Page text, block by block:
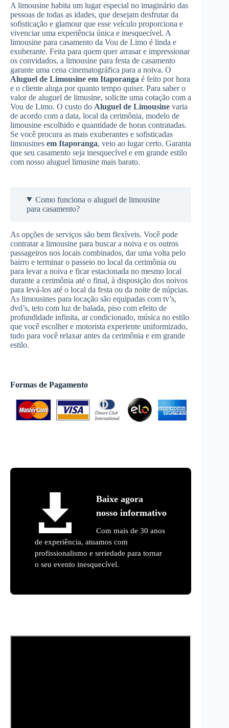
A limousine habita um lugar especial no imaginário das
pessoas de todas as idades, que desejam desfrutar da
sofisticação e glamour que esse veículo proporciona e
vivenciar uma experiência única e inesquecível. A
limousine para casamento da Vou de Limo é linda e
exuberante. Feita para quem quer arrasar e impressionar
os convidados, a limousine para festa de casamento
garante uma cena cinematográfica para a noiva. O
Aluguel de Limousine em Itaporanga é feito por hora
e o cliente aluga por quanto tempo quiser. Para saber o
valor de aluguel de limusine, solicite uma cotação com a
Vou de Limo. O custo do Aluguel de Limousine varia
de acordo com a data, local da cerimônia, modelo de
limousine escolhido e quantidade de horas contratadas.
Se você procura as mais exuberantes e sofisticadas
limousines em Itaporanga, veio ao lugar certo. Garanta
que seu casamento seja inesquecível e em grande estilo
com nosso aluguel limusine mais barato.
Como funciona o aluguel de limousine
para casamento?
As opções de serviços são bem flexíveis. Você pode
contratar a limousine para buscar a noiva e os outros
passageiros nos locais combinados, dar uma volta pelo
bairro e terminar o passeio no local da cerimônia ou
para levar a noiva e ficar estacionada no mesmo local
durante a cerimônia até o final, à disposição dos noivos
para levá-los até o local da festa ou da noite de núpcias.
As limousines para locação são equipadas com tv’s,
dvd’s, teto com luz de balada, piso com efeito de
profundidade infinita, ar condicionado, música no estilo
que você escolher e motorista experiente uniformizado,
tudo para você relaxar antes da cerimônia e em grande
estilo.
Formas de Pagamento
Baixe agora
nosso informativo
Com mais de 30 anos
de experiência, atuamos com
profissionalismo e seriedade para tornar
o seu evento inesquecível.